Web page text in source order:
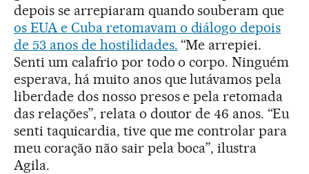
depois se arrepiaram quando souberam que
os EUA e Cuba retomavam o diálogo depois
de 53 anos de hostilidades. “Me arrepiei.
Senti um calafrio por todo o corpo. Ninguém
esperava, há muito anos que lutávamos pela
liberdade dos nosso presos e pela retomada
das relações”, relata o doutor de 46 anos. “Eu
senti taquicardia, tive que me controlar para
meu coração não sair pela boca”, ilustra
Agila.